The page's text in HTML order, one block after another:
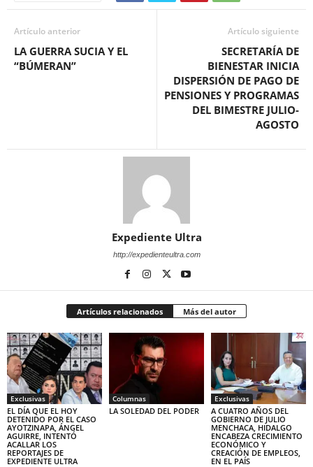
Artículo anterior
LA GUERRA SUCIA Y EL
“BÚMERAN”
Artículo siguiente
SECRETARÍA DE
BIENESTAR INICIA
DISPERSIÓN DE PAGO DE
PENSIONES Y PROGRAMAS
DEL BIMESTRE JULIO-
AGOSTO
Expediente Ultra
http://expedienteultra.com
Artículos relacionados Más del autor
Exclusivas
EL DÍA QUE EL HOY
DETENIDO POR EL CASO
AYOTZINAPA, ÁNGEL
AGUIRRE, INTENTÓ
ACALLAR LOS
REPORTAJES DE
EXPEDIENTE ULTRA
Columnas
LA SOLEDAD DEL PODER
Exclusivas
A CUATRO AÑOS DEL
GOBIERNO DE JULIO
MENCHACA, HIDALGO
ENCABEZA CRECIMIENTO
ECONÓMICO Y
CREACIÓN DE EMPLEOS,
EN EL PAÍS